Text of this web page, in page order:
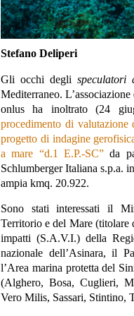
Stefano Deliperi
Gli occhi degli speculatori
Mediterraneo.
onlus ha inoltrato (24
procedimento di
progetto di indagine
a mare “d.1 E.P.-SC”da
Schlumberger Italiana s.p.a.
ampia kmq. 20.922.
Sono stati interessati il
Territorio e del Mare (titolare
impatti (S.A.V.I.) della
nazionale dell’Asinara, il
l’Area marina protetta del
(Alghero, Bosa, Cuglieri,
Vero Milis, Sassari, Stintino,